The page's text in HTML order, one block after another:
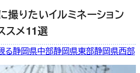
撮りたいイルミネーション
スメ11選
る静岡県中部静岡県東部静岡県西部